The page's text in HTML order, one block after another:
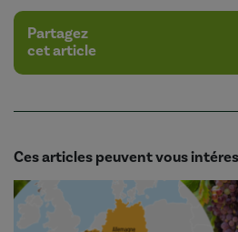
Partagez
cet article
Ces articles peuvent vous